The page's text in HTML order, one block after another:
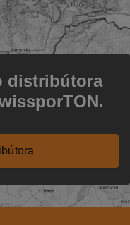
distribútora